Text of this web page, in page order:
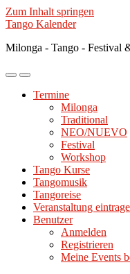
Zum Inhalt springen
Tango Kalender
Milonga - Tango - Festival
Mobile-
ein-/ausblenden
Suchfeld
ein-/ausblenden
Termine
Milonga
Traditional
NEO/NUEVO
Festival
Workshop
Tango Kurse
Tangomusik
Tangoreise
Veranstaltung
Benutzer
Anmelden
Registrieren
Meine Events